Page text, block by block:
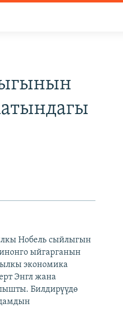
Нобель сыйлыгын
ыйгарганын
экономика
Энгл жана
Билдирүүдө